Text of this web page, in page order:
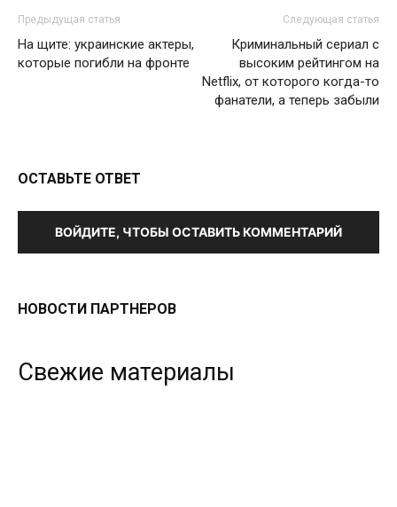
Предыдущая статья
На щите: украинские актеры,
которые погибли на фронте
Следующая статья
Криминальный сериал с
высоким рейтингом на
Netflix, от которого когда-то
фанатели, а теперь забыли
ОСТАВЬТЕ ОТВЕТ
ВОЙДИТЕ, ЧТОБЫ ОСТАВИТЬ КОММЕНТАРИЙ
НОВОСТИ ПАРТНЕРОВ
Свежие материалы